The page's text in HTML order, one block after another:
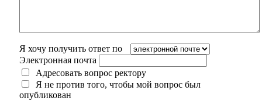
Я хочу получить ответ по
Электронная почта
Адресовать вопрос ректору
Я не против того, чтобы мой вопрос был
опубликован